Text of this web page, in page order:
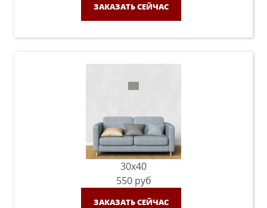
ЗАКАЗАТЬ СЕЙЧАС
30x40
550 руб
ЗАКАЗАТЬ СЕЙЧАС